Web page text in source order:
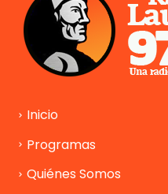
Inicio
Programas
Quiénes Somos